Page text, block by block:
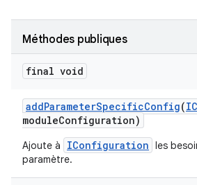
Méthodes publiques
final void
addParameterSpecificConfig(
moduleConfiguration)
Ajoute à IConfiguration les
paramètre.